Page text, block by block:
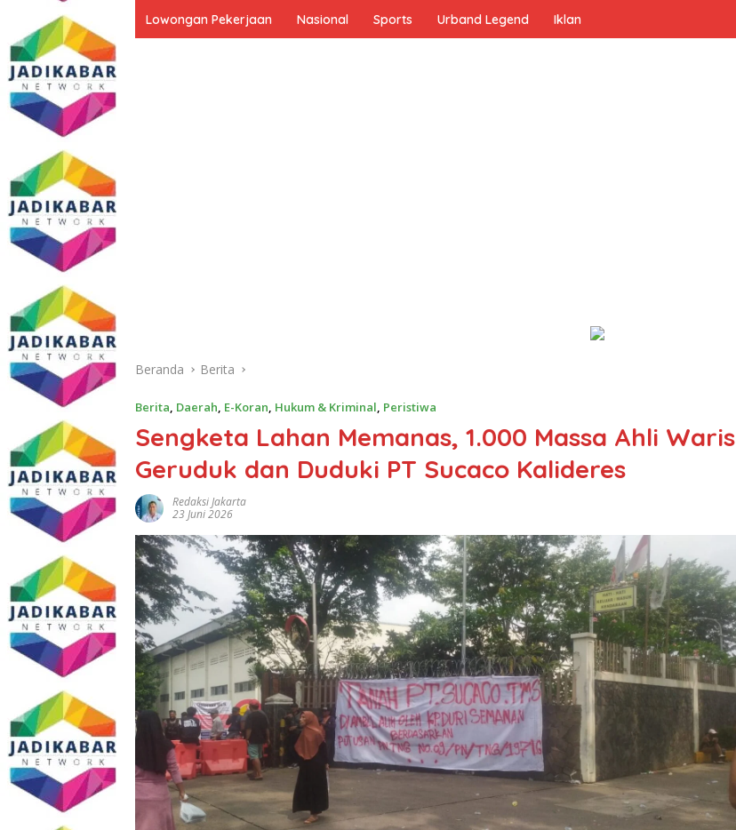
Lowongan Pekerjaan Nasional Sports Urband Legend Iklan
Beranda Berita
Berita, Daerah, E-Koran, Hukum & Kriminal, Peristiwa
​Sengketa Lahan Memanas, 1.000 Massa Ahli Waris
Geruduk dan Duduki PT Sucaco Kalideres ​
Redaksi Jakarta
23 Juni 2026